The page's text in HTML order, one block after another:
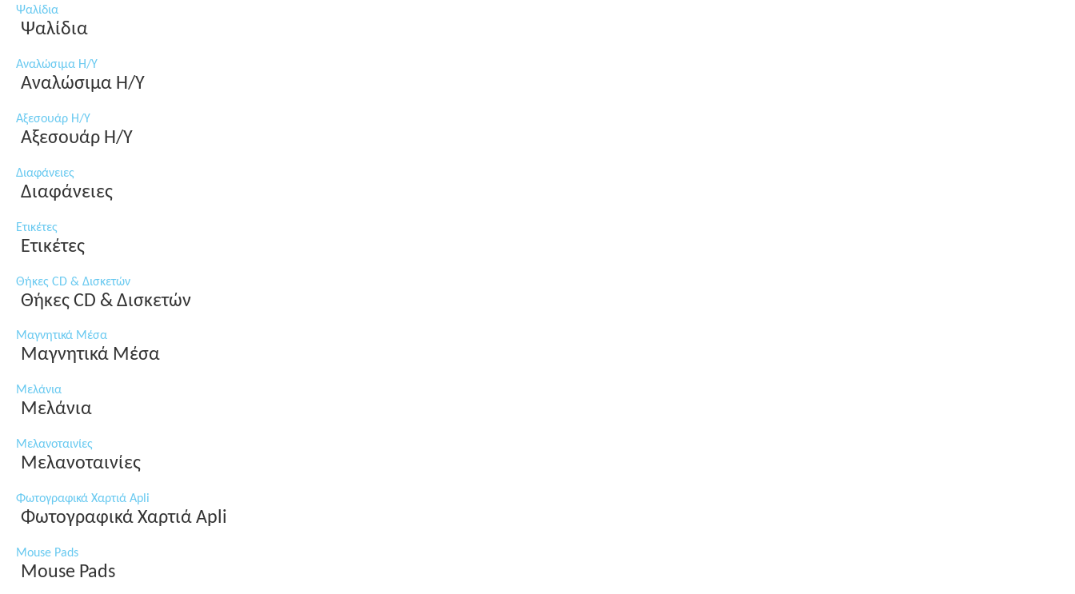
Ψαλίδια
Ψαλίδια
Αναλώσιμα Η/Υ
Αναλώσιμα Η/Υ
Αξεσουάρ Η/Υ
Αξεσουάρ Η/Υ
Διαφάνειες
Διαφάνειες
Ετικέτες
Ετικέτες
Θήκες CD & Δισκετών
Θήκες CD & Δισκετών
Μαγνητικά Μέσα
Μαγνητικά Μέσα
Μελάνια
Μελάνια
Μελανοταινίες
Μελανοταινίες
Φωτογραφικά Χαρτιά Apli
Φωτογραφικά Χαρτιά Apli
Mouse Pads
Mouse Pads